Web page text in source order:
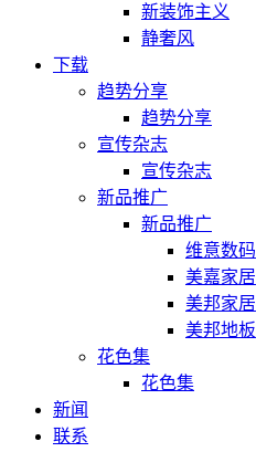
新装饰主义
静奢风
下载
趋势分享
趋势分享
宣传杂志
宣传杂志
新品推广
新品推广
维意数码
美嘉家居
美邦家居
美邦地板
花色集
花色集
新闻
联系